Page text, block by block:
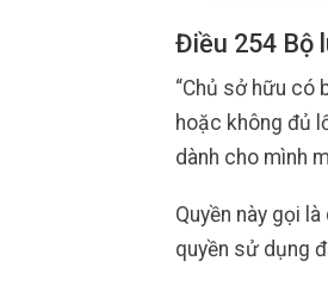
Điều 254 Bộ
“Chủ sở hữu có
hoặc không đủ
dành cho mình
Quyền này gọi là
quyền sử dụng